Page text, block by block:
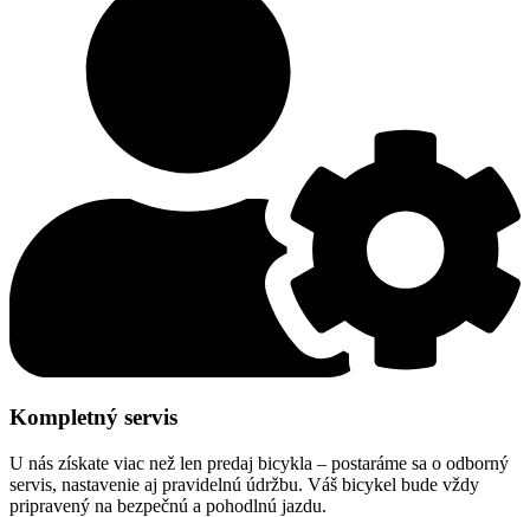
Kompletný servis
U nás získate viac než len predaj bicykla – postaráme sa o odborný
servis, nastavenie aj pravidelnú údržbu. Váš bicykel bude vždy
pripravený na bezpečnú a pohodlnú jazdu.